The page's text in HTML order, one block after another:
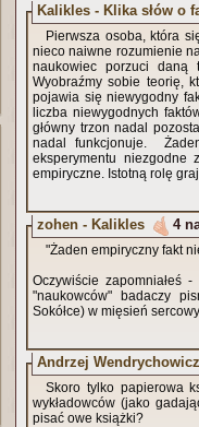
Kalikles - Klika słów o
Pierwsza osoba, która
nieco naiwne rozumienie
naukowiec porzuci
Wyobraźmy sobie teorię,
pojawia się niewygodny
liczba niewygodnych
główny trzon nadal
nadal funkcjonuje.
eksperymentu
empiryczne. Istotną rolę
zohen - Kalikles 4
"Żaden empiryczny fakt
Oczywiście zapomniałeś
"naukowców" badaczy pisma tzw. Świętego,
Sokółce) w mięsień
Andrzej
Skoro tylko papierowa
wykładowców (jako
pisać owe książki?